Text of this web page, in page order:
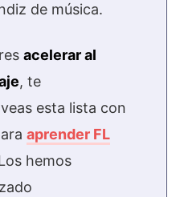
de música.
acelerar al
, te
esta lista con
aprender FL
hemos